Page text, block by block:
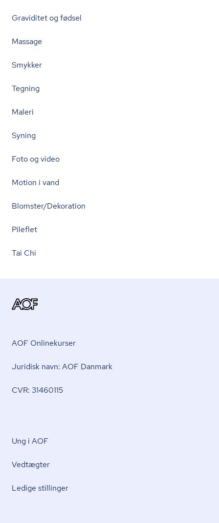
Graviditet og fødsel
Massage
Smykker
Tegning
Maleri
Syning
Foto og video
Motion i vand
Blomster/Dekoration
Pileflet
Tai Chi
AOF Onlinekurser
Juridisk navn: AOF Danmark
CVR: 31460115
Ung i AOF
Vedtægter
Ledige stillinger